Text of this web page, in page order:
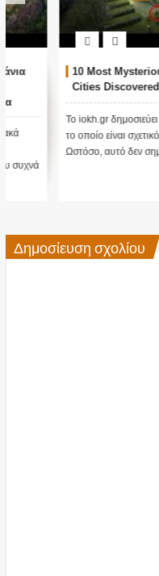
10 Creepiest Recent
Archaeological Discoveries!
Το iokh.gr δημοσιεύει κάθε σχόλιο
το οποίο είναι σχετικό με το θέμα.
Ωστόσο, αυτό δεν σημαίνει ότι...
Δημοσίευση σχολίου